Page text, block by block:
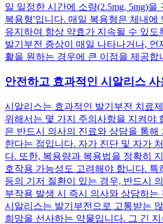
일 일정한 시간에 소량(2.5mg, 5mg)을
복용형'입니다. 매일 복용형은 체내에
유지하여 항상 약효가 지속될 수 있도
발기부전 증상이 매일 나타나거나, 언
활을 원하는 경우에 큰 이점을 제공합
안전하고 효과적인 시알리스
시알리스는 효과적인 발기부전 치료
위해서는 몇 가지 주의사항을 지켜야
은 반드시 의사의 진료와 상담을 통해
한다는 점입니다. 자가 진단 및 자가
다. 또한, 복용량과 복용법을 정확히
호작용 가능성도 고려해야 합니다.
등의 기저 질환이 있는 경우, 반드시
부작용 발생 시 즉시 의사와 상담하는
시알리스는 발기부전으로 고통받는
희망을 선사하는 약물입니다. 그 긴